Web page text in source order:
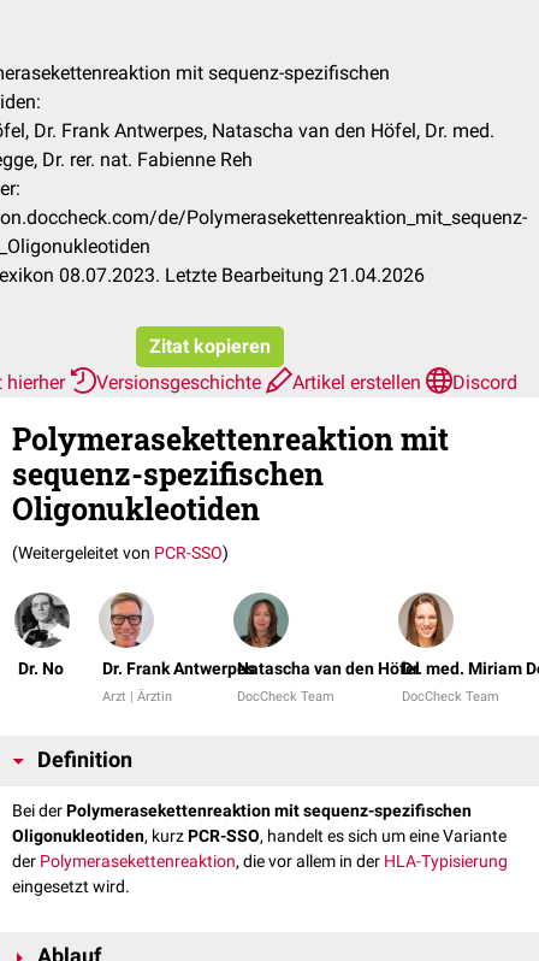
mit sequenz-spezifischen
Dr. Frank Antwerpes, Natascha van den Höfel, Dr. med.
Dr. rer. nat. Fabienne Reh
de/Polymerasekettenreaktion_mit_sequenz-
08.07.2023. Letzte Bearbeitung 21.04.2026
Zitat kopieren
hierher
Versionsgeschichte Artikel erstellen Discord
Polymerasekettenreaktion mit
sequenz-spezifischen
Oligonukleotiden
(Weitergeleitet von PCR-SSO)
Dr. No Dr. Frank Antwerpes
Arzt | Ärztin
Natascha van den Höfel
DocCheck Team
Dr. med. Miriam
DocCheck Team
Definition
Bei derPolymerasekettenreaktion mit sequenz-spezifischen
Oligonukleotiden, kurzPCR-SSO, handelt es sich um eine Variante
der Polymerasekettenreaktion, die vor allem in der HLA-Typisierung
eingesetzt wird.